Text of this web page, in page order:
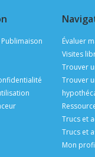
Évaluer
Visites
Trouver
Trouver
Trucs et
Trucs et
Mon